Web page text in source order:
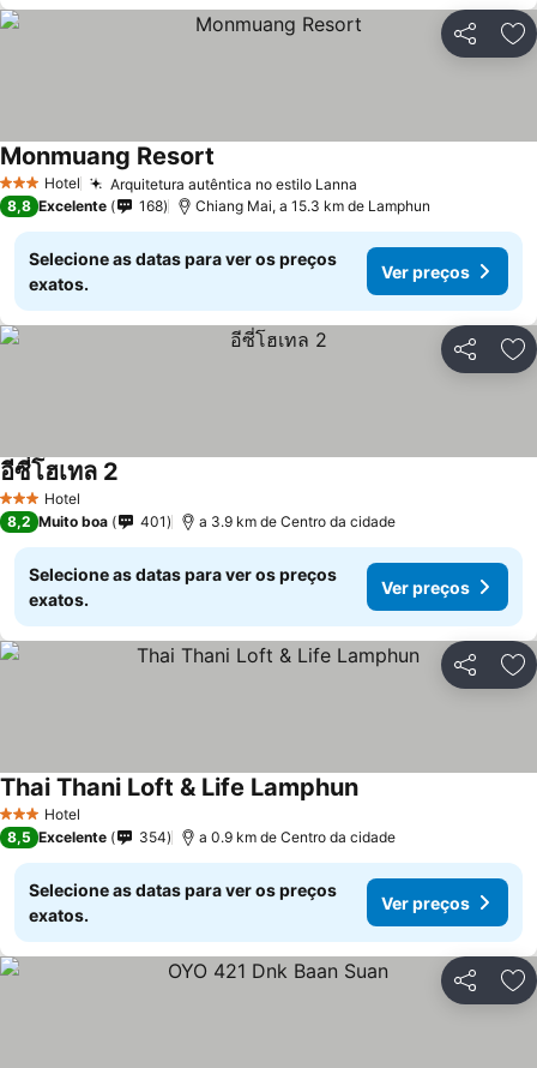
Partilhar
3 EstrelasHotel Arquitetura autêntica no estilo Lanna
Monmuang Resort
8,8 Excelente 168 Chiang Mai, a 15.3 km de Lamphun
Selecione as datas para ver os preços
exatos.
Ver preços
Partilhar
3 EstrelasHotel
อีซี่โฮเทล 2
8,2 Muito boa 401 a 3.9 km de Centro da cidade
Selecione as datas para ver os preços
exatos.
Ver preços
Partilhar
3 EstrelasHotel
Thai Thani Loft & Life Lamphun
8,5 Excelente 354 a 0.9 km de Centro da cidade
Selecione as datas para ver os preços
exatos.
Ver preços
Partilhar